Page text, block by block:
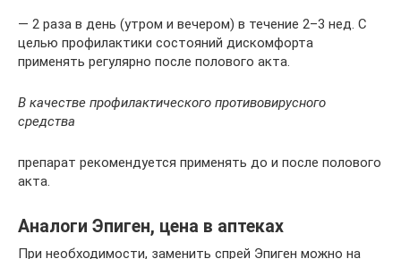
— 2 раза в день (утром и вечером) в течение 2–3 нед. С
целью профилактики состояний дискомфорта
применять регулярно после полового акта.
В качестве профилактического противовирусного
средства
препарат рекомендуется применять до и после полового
акта.
Аналоги Эпиген, цена в аптеках
При необходимости, заменить спрей Эпиген можно на